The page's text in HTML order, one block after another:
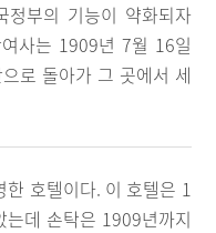
정부의 기능이 약화되자
사는 1909년 7월 16일
로 돌아가 그 곳에서 세
호텔이다. 이 호텔은 1
데 손탁은 1909년까지